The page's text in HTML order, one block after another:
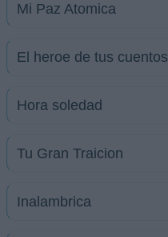
Mi Paz Atomica
El heroe de tus cuentos
Hora soledad
Tu Gran Traicion
Inalambrica